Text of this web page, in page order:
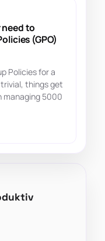
to
(GPO)
Policies for a
things get
managing 5000